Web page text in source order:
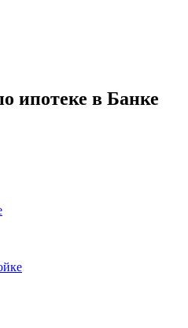
ипотеке в Банке